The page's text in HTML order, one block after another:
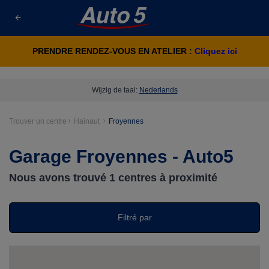
PRENDRE RENDEZ-VOUS EN ATELIER : Cliquez ici
Trouver un centre Hainaut Froyennes
Wijzig de taal: Nederlands
Garage Froyennes - Auto5
Nous avons trouvé 1 centres à proximité
Filtré par